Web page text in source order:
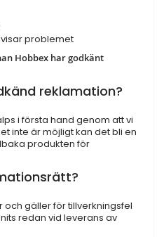
visar problemet
Hobbex har godkänt
reklamation?
i första hand genom att vi
inte är möjligt kan det bli en
produkten för
gäller för tillverkningsfel
redan vid leverans av